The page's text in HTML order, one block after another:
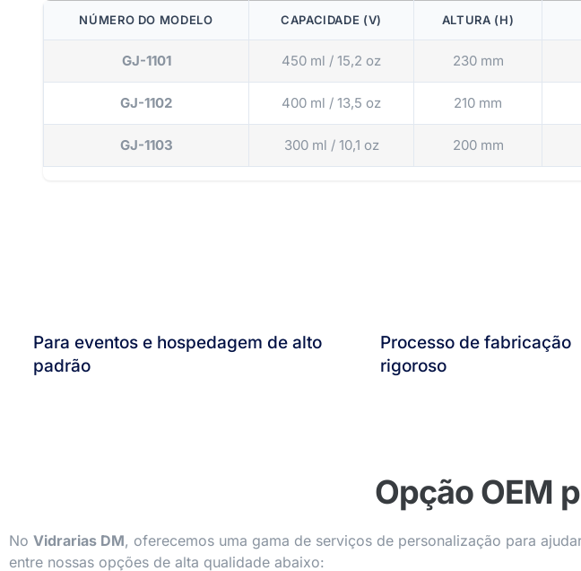
NÚMERO DO MODELO CAPACIDADE (V) ALTURA (H)
GJ-1101 450 ml / 15,2 oz 230 mm
GJ-1102 400 ml / 13,5 oz 210 mm
GJ-1103 300 ml / 10,1 oz 200 mm
Para eventos e hospedagem de alto
padrão
Processo de fabricação
rigoroso
Opção OEM
No Vidrarias DM, oferecemos uma gama de serviços de personalização para
entre nossas opções de alta qualidade abaixo: